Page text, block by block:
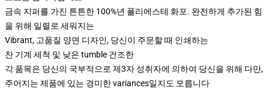
금속 지퍼를 가진 튼튼한 100%년 폴리에스테 화포. 완전하게 추가된 힘
을 위해 일렬로 세워지는
Vibrant, 고품질 양면 디자인, 당신이 주문할 때 인쇄하는
찬 기계 세척 및 낮은 tumble 건조한
각 품목은 당신의 국부적으로 제3자 성취자에 의하여 당신을 위해 다만,
주어지는 제품에 있는 경미한 variances일지도 모릅니다